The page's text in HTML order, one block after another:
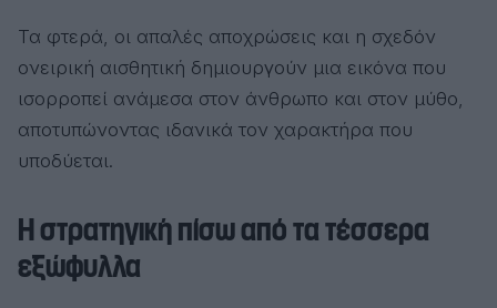
Τα φτερά, οι απαλές αποχρώσεις και η σχεδόν
ονειρική αισθητική δημιουργούν μια εικόνα που
ισορροπεί ανάμεσα στον άνθρωπο και στον μύθο,
αποτυπώνοντας ιδανικά τον χαρακτήρα που
υποδύεται.
Η στρατηγική πίσω από τα τέσσερα
εξώφυλλα